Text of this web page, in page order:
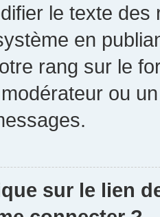
le texte
en
rang sur le
ou
sur le lien